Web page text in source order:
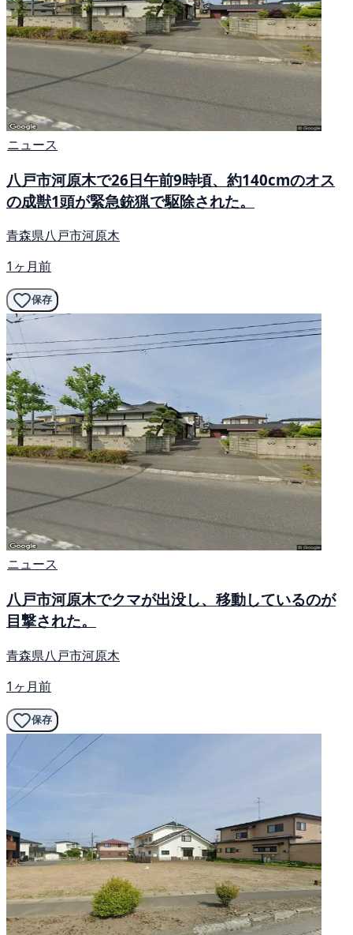
ニュース
八戸市河原木で26日午前9時頃、約140cmのオス
の成獣1頭が緊急銃猟で駆除された。
青森県八戸市河原木
1ヶ月前
保存
ニュース
八戸市河原木でクマが出没し、移動しているのが
目撃された。
青森県八戸市河原木
1ヶ月前
保存